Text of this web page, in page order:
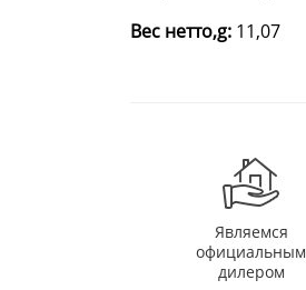
Вес нетто,g: 11,07
Являемся
официальным
дилером